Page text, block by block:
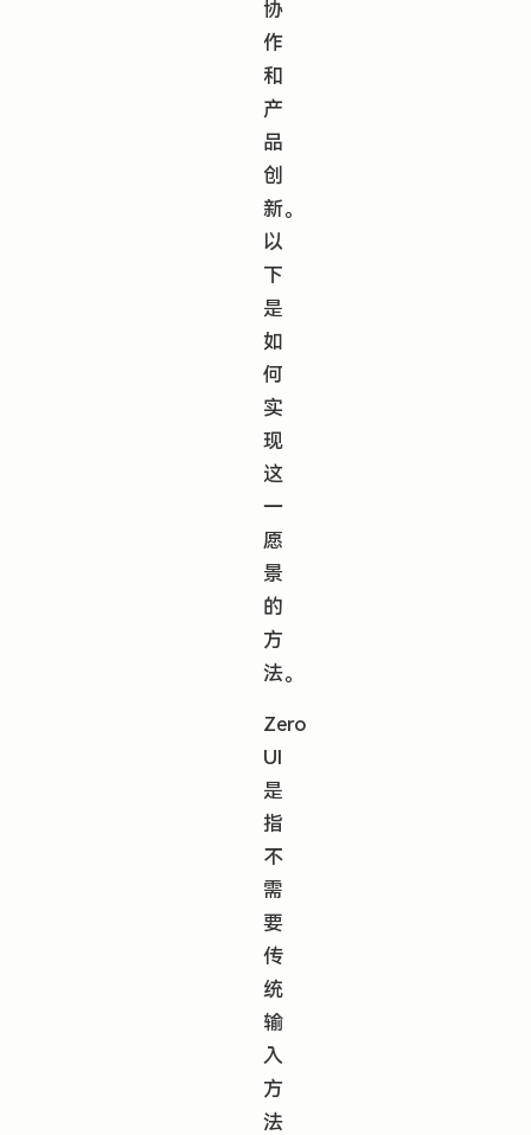
协
作
和
产
品
创
新。
以
下
是
如
何
实
现
这
一
愿
景
的
方
法。
Zero
UI
是
指
不
需
要
传
统
输
入
方
法